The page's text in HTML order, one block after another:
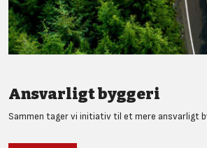
Ansvarligt byggeri
Sammen tager vi initiativ til et mere ansvarligt